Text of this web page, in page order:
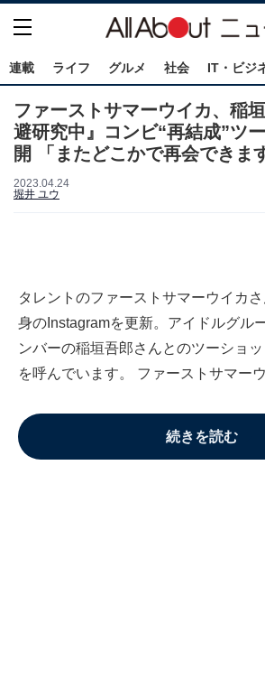
連載 ライフ グルメ 社会 IT・ビジ
ファーストサマーウイカ、稲
避研究中』コンビ“再結成”ツ
開 「またどこかで再会できま
2023.04.24
堀井 ユウ
タレントのファーストサマーウイカ
身のInstagramを更新。アイドルグル
ンバーの稲垣吾郎さんとのツーショ
を呼んでいます。 ファーストサマー
続きを読む